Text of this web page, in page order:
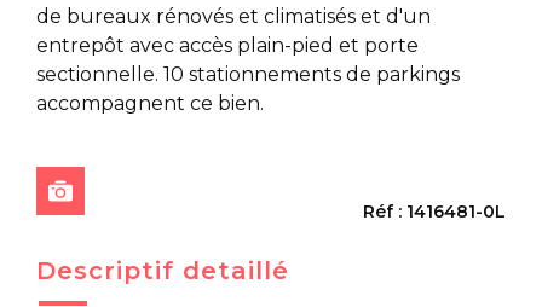
de bureaux rénovés et climatisés et d'un
entrepôt avec accès plain-pied et porte
sectionnelle. 10 stationnements de parkings
accompagnent ce bien.
Réf : 1416481-0L
Descriptif detaillé